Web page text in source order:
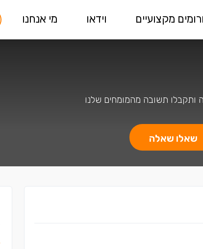
מקצועיים וידאו מי אנחנו
ותקבלו תשובה מהמומחים שלנו
שאלו שאלה